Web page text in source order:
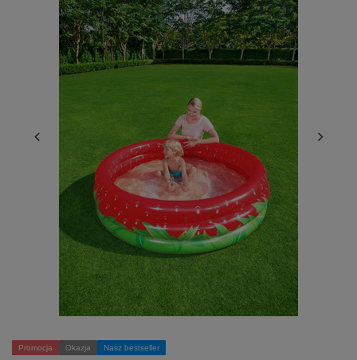
Promocja Okazja Nasz bestseller